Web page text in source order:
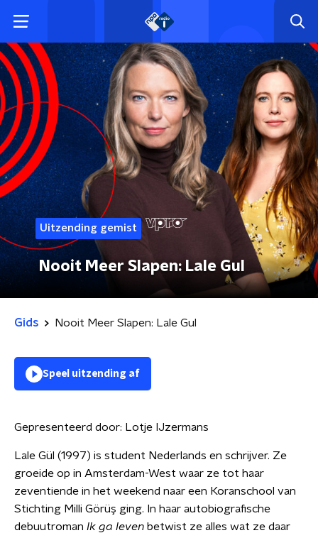
Uitzending gemist
Nooit Meer Slapen: Lale Gul
Gids Nooit Meer Slapen: Lale Gul
Speel uitzending af
Gepresenteerd door: Lotje IJzermans
Lale Gül (1997) is student Nederlands en schrijver. Ze
groeide op in Amsterdam-West waar ze tot haar
zeventiende in het weekend naar een Koranschool van
Stichting Milli Görüş ging. In haar autobiografische
debuutroman Ik ga leven betwist ze alles wat ze daar